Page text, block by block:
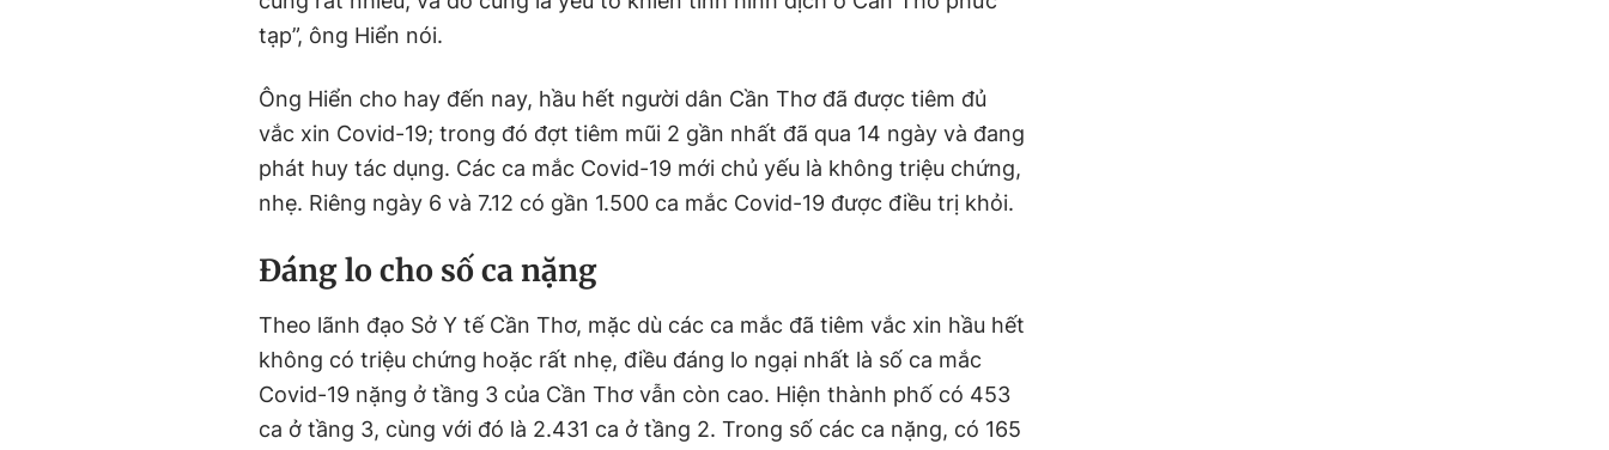
tạp”, ông Hiển nói.
Ông Hiển cho hay đến nay, hầu hết người dân Cần Thơ đã được tiêm đủ
vắc xin Covid-19; trong đó đợt tiêm mũi 2 gần nhất đã qua 14 ngày và đang
phát huy tác dụng. Các ca mắc Covid-19 mới chủ yếu là không triệu chứng,
nhẹ. Riêng ngày 6 và 7.12 có gần 1.500 ca mắc Covid-19 được điều trị khỏi.
Đáng lo cho số ca nặng
Theo lãnh đạo Sở Y tế Cần Thơ, mặc dù các ca mắc đã tiêm vắc xin hầu hết
không có triệu chứng hoặc rất nhẹ, điều đáng lo ngại nhất là số ca mắc
Covid-19 nặng ở tầng 3 của Cần Thơ vẫn còn cao. Hiện thành phố có 453
ca ở tầng 3, cùng với đó là 2.431 ca ở tầng 2. Trong số các ca nặng, có 165